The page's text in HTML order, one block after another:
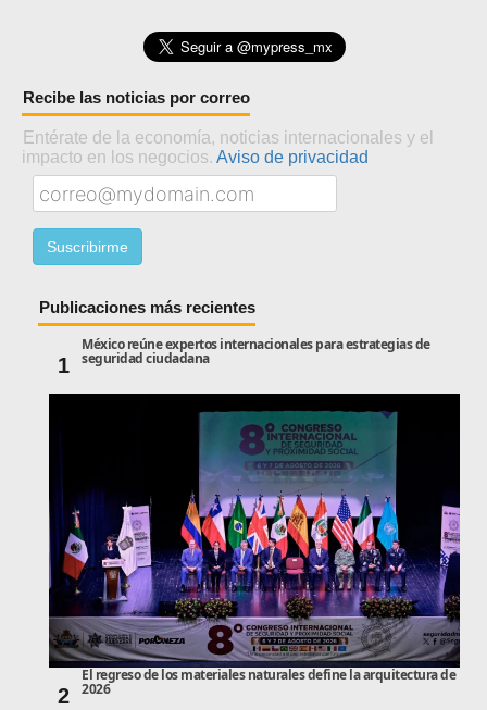
Recibe las noticias por correo
Entérate de la economía, noticias internacionales y el
impacto en los negocios. Aviso de privacidad
Publicaciones más recientes
1
México reúne expertos internacionales para estrategias de
seguridad ciudadana
2
El regreso de los materiales naturales define la arquitectura de
2026